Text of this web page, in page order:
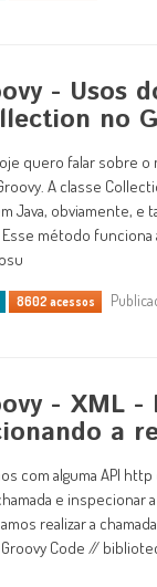
- Usos
no
quero falar sobre
A classe
Java, obviamente, e
método funciona
8602 acessos
- XML -
a
com alguma API
e inspecionar
realizar a chamada
Code //